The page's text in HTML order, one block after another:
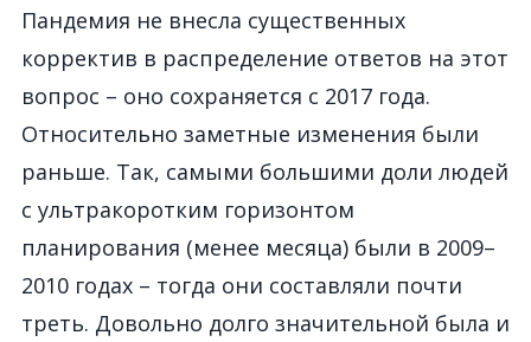
Пандемия не внесла существенных
корректив в распределение ответов на этот
вопрос – оно сохраняется с 2017 года.
Относительно заметные изменения были
раньше. Так, самыми большими доли людей
с ультракоротким горизонтом
планирования (менее месяца) были в 2009–
2010 годах – тогда они составляли почти
треть. Довольно долго значительной была и